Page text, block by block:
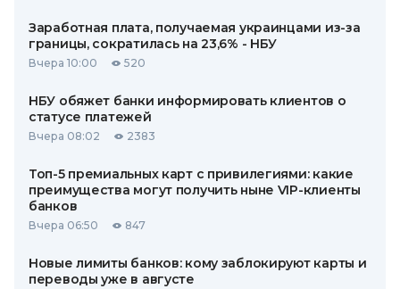
Заработная плата, получаемая украинцами из-за
границы, сократилась на 23,6% - НБУ
Вчера 10:00 520
НБУ обяжет банки информировать клиентов о
статусе платежей
Вчера 08:02 2383
Топ-5 премиальных карт с привилегиями: какие
преимущества могут получить ныне VIP-клиенты
банков
Вчера 06:50 847
Новые лимиты банков: кому заблокируют карты и
переводы уже в августе